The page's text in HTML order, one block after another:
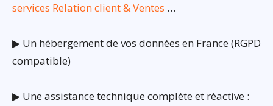
services Relation client & Ventes …
▶ Un hébergement de vos données en France (RGPD
compatible)
▶ Une assistance technique complète et réactive :